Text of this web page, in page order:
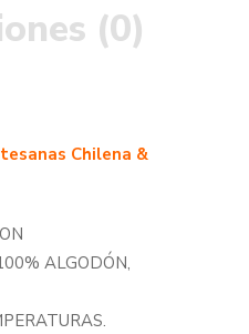
(0)
Chilena &
ALGODÓN,